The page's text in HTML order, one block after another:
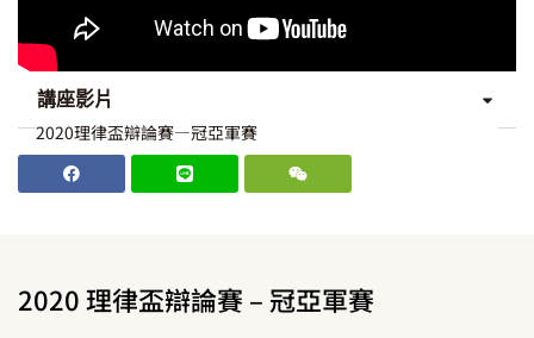
講座影片
2020理律盃辯論賽—冠亞軍賽
2020 理律盃辯論賽 – 冠亞軍賽